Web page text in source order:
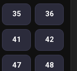
35 36
41 42
47 48